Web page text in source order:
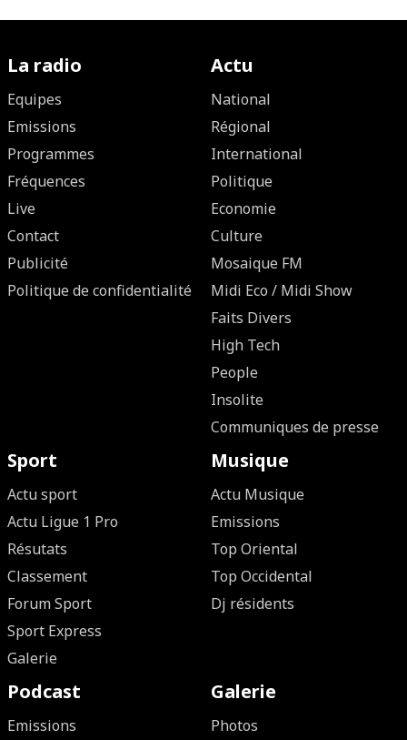
La radio
Equipes
Emissions
Programmes
Fréquences
Live
Contact
Publicité
Politique de confidentialité
Actu
National
Régional
International
Politique
Economie
Culture
Mosaique FM
Midi Eco / Midi Show
Faits Divers
High Tech
People
Insolite
Communiques de presse
Sport
Actu sport
Actu Ligue 1 Pro
Résutats
Classement
Forum Sport
Sport Express
Galerie
Musique
Actu Musique
Emissions
Top Oriental
Top Occidental
Dj résidents
Podcast
Emissions
Galerie
Photos